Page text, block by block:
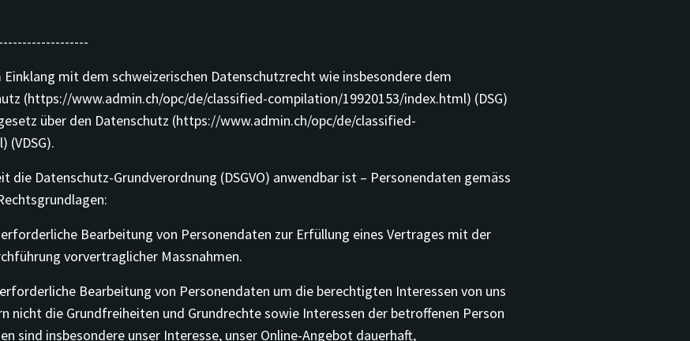
mit dem schweizerischen Datenschutzrecht wie insbesondere dem
(https://www.admin.ch/opc/de/classified-compilation/19920153/index.html) (DSG)
über den Datenschutz (https://www.admin.ch/opc/de/classified-
(VDSG).
die Datenschutz-Grundverordnung (DSGVO) anwendbar ist – Personendaten gemäss
erforderliche Bearbeitung von Personendaten zur Erfüllung eines Vertrages mit der
vorvertraglicher Massnahmen.
Bearbeitung von Personendaten um die berechtigten Interessen von uns
nicht die Grundfreiheiten und Grundrechte sowie Interessen der betroffenen Person
sind insbesondere unser Interesse, unser Online-Angebot dauerhaft,